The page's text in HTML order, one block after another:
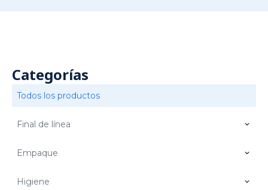
Categorías
Final de línea
Empaque
Higiene
Todos los productos